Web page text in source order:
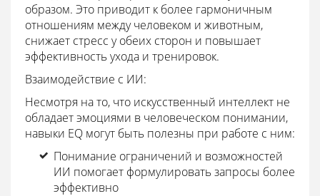
образом. Это приводит к более гармоничным
отношениям между человеком и животным,
снижает стресс у обеих сторон и повышает
эффективность ухода и тренировок.
Взаимодействие с ИИ:
Несмотря на то, что искусственный интеллект не
обладает эмоциями в человеческом понимании,
навыки EQ могут быть полезны при работе с ним:
Понимание ограничений и возможностей
ИИ помогает формулировать запросы более
эффективно